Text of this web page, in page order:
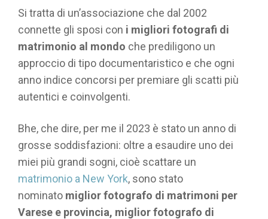
Si tratta di un’associazione che dal 2002
connette gli sposi con i migliori fotografi di
matrimonio al mondo che prediligono un
approccio di tipo documentaristico e che ogni
anno indice concorsi per premiare gli scatti più
autentici e coinvolgenti.
Bhe, che dire, per me il 2023 è stato un anno di
grosse soddisfazioni: oltre a esaudire uno dei
miei più grandi sogni, cioè scattare un
matrimonio a New York, sono stato
nominato miglior fotografo di matrimoni per
Varese e provincia, miglior fotografo di